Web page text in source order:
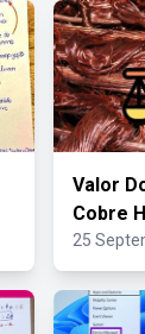
Valor
Cobre
25